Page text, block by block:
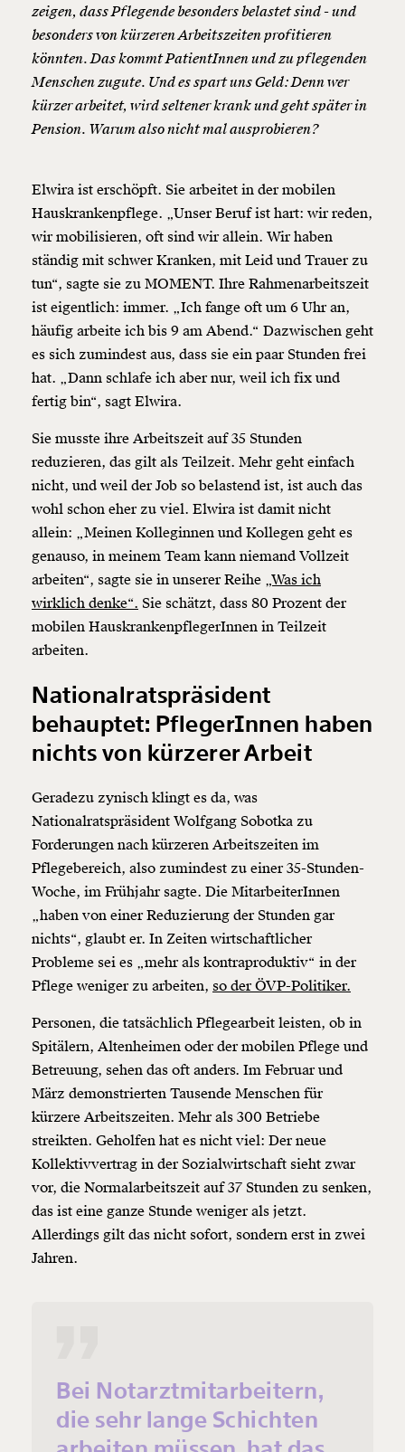
zeigen, dass Pflegende besonders belastet sind - und
besonders von kürzeren Arbeitszeiten profitieren
könnten. Das kommt PatientInnen und zu pflegenden
Menschen zugute. Und es spart uns Geld: Denn wer
kürzer arbeitet, wird seltener krank und geht später in
Pension. Warum also nicht mal ausprobieren?
Elwira ist erschöpft. Sie arbeitet in der mobilen
Hauskrankenpflege. „Unser Beruf ist hart: wir reden,
wir mobilisieren, oft sind wir allein. Wir haben
ständig mit schwer Kranken, mit Leid und Trauer zu
tun“, sagte sie zu MOMENT. Ihre Rahmenarbeitszeit
ist eigentlich: immer. „Ich fange oft um 6 Uhr an,
häufig arbeite ich bis 9 am Abend.“ Dazwischen geht
es sich zumindest aus, dass sie ein paar Stunden frei
hat. „Dann schlafe ich aber nur, weil ich fix und
fertig bin“, sagt Elwira.
Sie musste ihre Arbeitszeit auf 35 Stunden
reduzieren, das gilt als Teilzeit. Mehr geht einfach
nicht, und weil der Job so belastend ist, ist auch das
wohl schon eher zu viel. Elwira ist damit nicht
allein: „Meinen Kolleginnen und Kollegen geht es
genauso, in meinem Team kann niemand Vollzeit
arbeiten“, sagte sie in unserer Reihe „Was ich
wirklich denke“. Sie schätzt, dass 80 Prozent der
mobilen HauskrankenpflegerInnen in Teilzeit
arbeiten.
Nationalratspräsident
behauptet: PflegerInnen haben
nichts von kürzerer Arbeit
Geradezu zynisch klingt es da, was
Nationalratspräsident Wolfgang Sobotka zu
Forderungen nach kürzeren Arbeitszeiten im
Pflegebereich, also zumindest zu einer 35-Stunden-
Woche, im Frühjahr sagte. Die MitarbeiterInnen
„haben von einer Reduzierung der Stunden gar
nichts“, glaubt er. In Zeiten wirtschaftlicher
Probleme sei es „mehr als kontraproduktiv“ in der
Pflege weniger zu arbeiten, so der ÖVP-Politiker.
Personen, die tatsächlich Pflegearbeit leisten, ob in
Spitälern, Altenheimen oder der mobilen Pflege und
Betreuung, sehen das oft anders. Im Februar und
März demonstrierten Tausende Menschen für
kürzere Arbeitszeiten. Mehr als 300 Betriebe
streikten. Geholfen hat es nicht viel: Der neue
Kollektivvertrag in der Sozialwirtschaft sieht zwar
vor, die Normalarbeitszeit auf 37 Stunden zu senken,
das ist eine ganze Stunde weniger als jetzt.
Allerdings gilt das nicht sofort, sondern erst in zwei
Jahren.
Bei Notarztmitarbeitern,
die sehr lange Schichten